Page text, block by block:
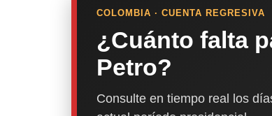
COLOMBIA · CUENTA REGRESIVA
¿Cuánto falta
Petro?
Consulte en tiempo real los